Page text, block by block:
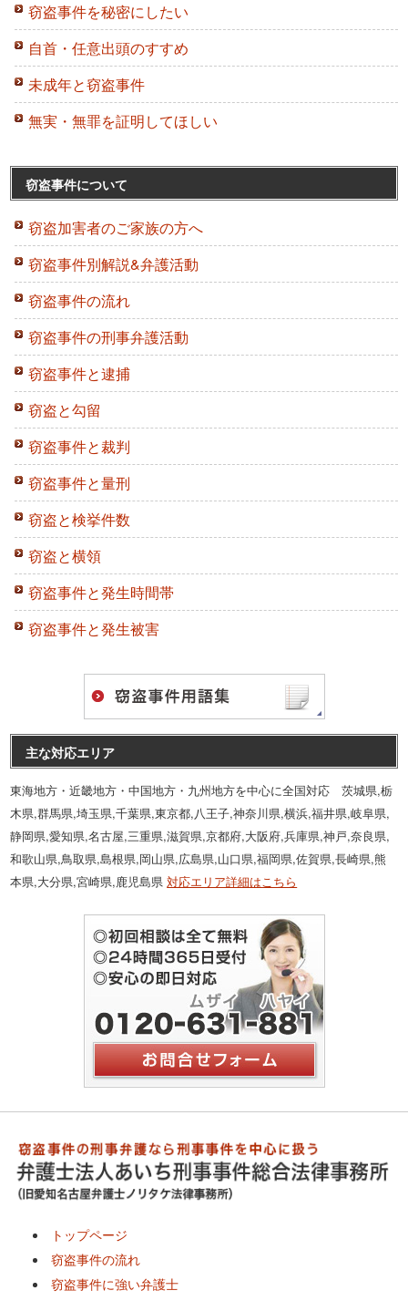
窃盗事件を秘密にしたい
自首・任意出頭のすすめ
未成年と窃盗事件
無実・無罪を証明してほしい
窃盗事件について
窃盗加害者のご家族の方へ
窃盗事件別解説&弁護活動
窃盗事件の流れ
窃盗事件の刑事弁護活動
窃盗事件と逮捕
窃盗と勾留
窃盗事件と裁判
窃盗事件と量刑
窃盗と検挙件数
窃盗と横領
窃盗事件と発生時間帯
窃盗事件と発生被害
主な対応エリア
東海地方・近畿地方・中国地方・九州地方を中心に全国対応 茨城県,栃
木県,群馬県,埼玉県,千葉県,東京都,八王子,神奈川県,横浜,福井県,岐阜県,
静岡県,愛知県,名古屋,三重県,滋賀県,京都府,大阪府,兵庫県,神戸,奈良県,
和歌山県,鳥取県,島根県,岡山県,広島県,山口県,福岡県,佐賀県,長崎県,熊
本県,大分県,宮崎県,鹿児島県対応エリア詳細はこちら
トップページ
窃盗事件の流れ
窃盗事件に強い弁護士